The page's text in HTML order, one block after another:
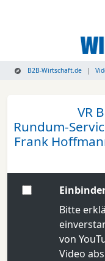
B2B-Wirtschaft.de
VR
Rundum-
Frank
Bitte
von
Video